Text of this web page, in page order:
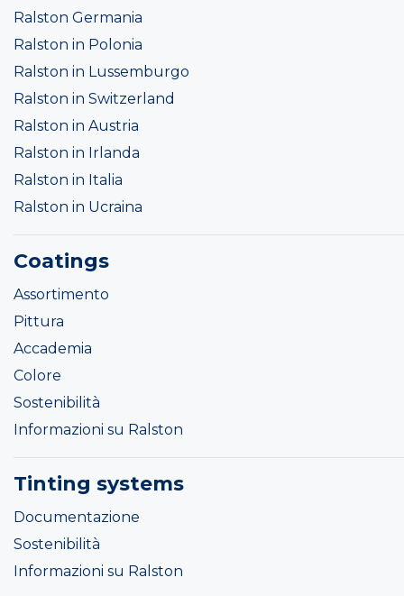
Ralston Germania
Ralston in Polonia
Ralston in Lussemburgo
Ralston in Switzerland
Ralston in Austria
Ralston in Irlanda
Ralston in Italia
Ralston in Ucraina
Coatings
Assortimento
Pittura
Accademia
Colore
Sostenibilità
Informazioni su Ralston
Tinting systems
Documentazione
Sostenibilità
Informazioni su Ralston